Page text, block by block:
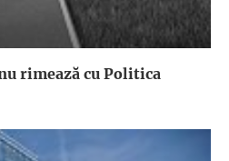
rimează cu Politica